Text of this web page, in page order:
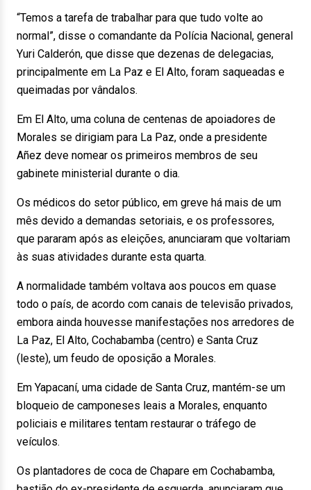
“Temos a tarefa de trabalhar para que tudo volte ao
normal”, disse o comandante da Polícia Nacional, general
Yuri Calderón, que disse que dezenas de delegacias,
principalmente em La Paz e El Alto, foram saqueadas e
queimadas por vândalos.
Em El Alto, uma coluna de centenas de apoiadores de
Morales se dirigiam para La Paz, onde a presidente
Añez deve nomear os primeiros membros de seu
gabinete ministerial durante o dia.
Os médicos do setor público, em greve há mais de um
mês devido a demandas setoriais, e os professores,
que pararam após as eleições, anunciaram que voltariam
às suas atividades durante esta quarta.
A normalidade também voltava aos poucos em quase
todo o país, de acordo com canais de televisão privados,
embora ainda houvesse manifestações nos arredores de
La Paz, El Alto, Cochabamba (centro) e Santa Cruz
(leste), um feudo de oposição a Morales.
Em Yapacaní, uma cidade de Santa Cruz, mantém-se um
bloqueio de camponeses leais a Morales, enquanto
policiais e militares tentam restaurar o tráfego de
veículos.
Os plantadores de coca de Chapare em Cochabamba,